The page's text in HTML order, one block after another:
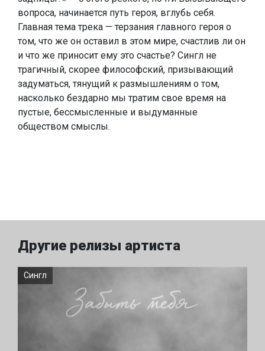
вопроса, начинается путь героя, вглубь себя.
Главная тема трека — терзания главного героя о
том, что же он оставил в этом мире, счастлив ли он
и что же приносит ему это счастье? Сингл не
трагичный, скорее философский, призывающий
задуматься, тянущий к размышлениям о том,
насколько бездарно мы тратим свое время на
пустые, бессмысленные и выдуманные
обществом смыслы.
Другие релизы артиста
Сингл